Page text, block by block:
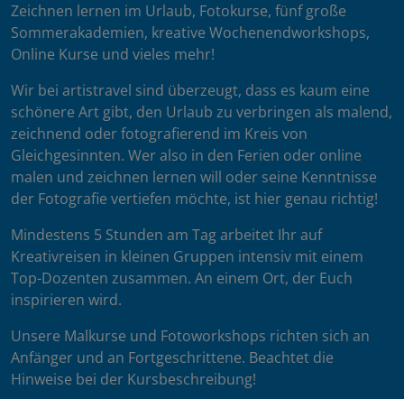
Zeichnen lernen im Urlaub, Fotokurse, fünf große
Sommerakademien, kreative Wochenendworkshops,
Online Kurse und vieles mehr!
Wir bei artistravel sind überzeugt, dass es kaum eine
schönere Art gibt, den Urlaub zu verbringen als malend,
zeichnend oder fotografierend im Kreis von
Gleichgesinnten. Wer also in den Ferien oder online
malen und zeichnen lernen will oder seine Kenntnisse
der Fotografie vertiefen möchte, ist hier genau richtig!
Mindestens 5 Stunden am Tag arbeitet Ihr auf
Kreativreisen in kleinen Gruppen intensiv mit einem
Top-Dozenten zusammen. An einem Ort, der Euch
inspirieren wird.
Unsere Malkurse und Fotoworkshops richten sich an
Anfänger und an Fortgeschrittene. Beachtet die
Hinweise bei der Kursbeschreibung!